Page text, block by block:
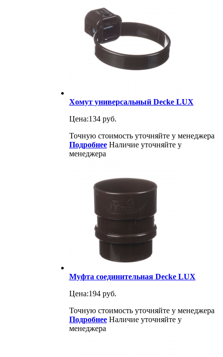
Хомут универсальный Decke LUX
Цена:134 руб.
Точную стоимость уточняйте у менеджера
Подробнее Наличие уточняйте у
менеджера
Муфта соединительная Decke LUX
Цена:194 руб.
Точную стоимость уточняйте у менеджера
Подробнее Наличие уточняйте у
менеджера